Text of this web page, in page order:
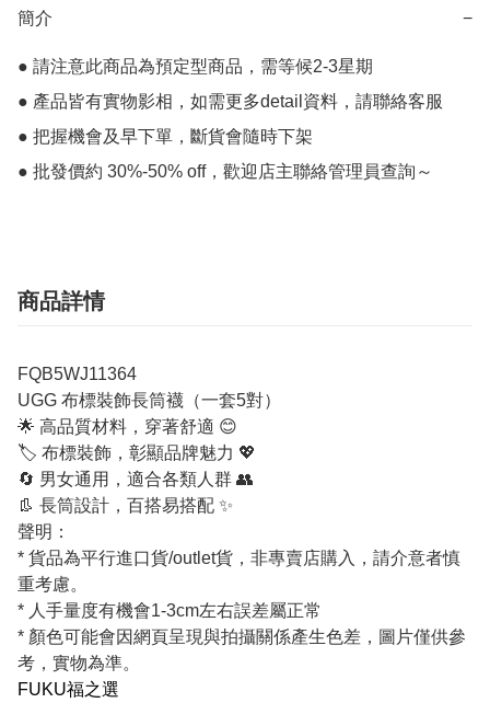
簡介 −
● 請注意此商品為預定型商品，需等候2-3星期
● 產品皆有實物影相，如需更多detail資料，請聯絡客服
● 把握機會及早下單，斷貨會隨時下架
● 批發價約 30%-50% off，歡迎店主聯絡管理員查詢～
商品詳情
FQB5WJ11364
UGG 布標裝飾長筒襪（一套5對）
🌟 高品質材料，穿著舒適 😊
🏷️ 布標裝飾，彰顯品牌魅力 💖
🔄 男女通用，適合各類人群 👥
👢 長筒設計，百搭易搭配 ✨
聲明：
* 貨品為平行進口貨/outlet貨，非專賣店購入，請介意者慎
重考慮。
* 人手量度有機會1-3cm左右誤差屬正常
* 顏色可能會因網頁呈現與拍攝關係產生色差，圖片僅供參
考，實物為準。
FUKU福之選